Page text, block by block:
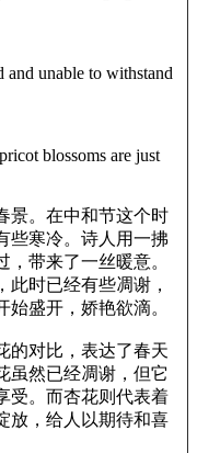
and unable to withstand
blossoms are just
景。在中和节这个时
些寒冷。诗人用一拂
带来了一丝暖意。
此时已经有些凋谢，
始盛开，娇艳欲滴。
的对比，表达了春天
虽然已经凋谢，但它
受。而杏花则代表着
放，给人以期待和喜